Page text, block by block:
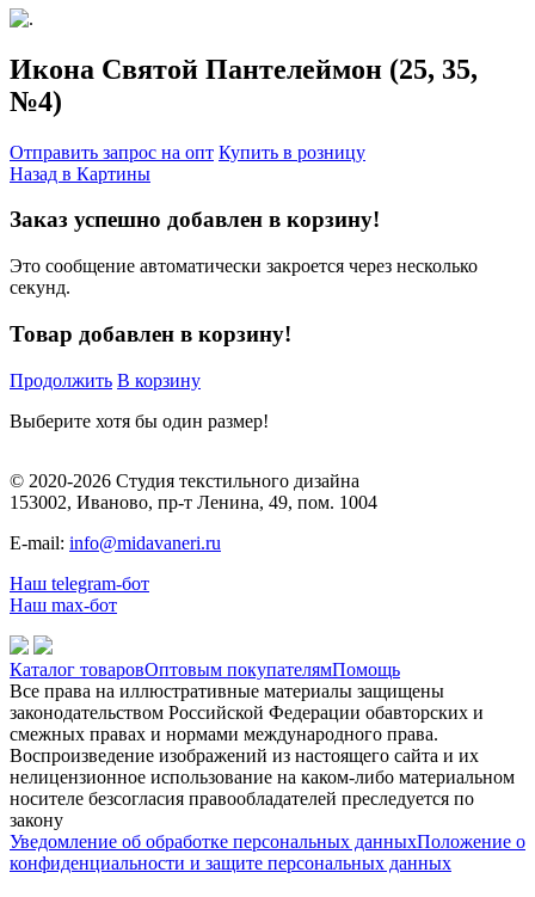
Икона Святой Пантелеймон (25, 35,
№4)
Отправить запрос на опт Купить в розницу
Назад в Картины
Заказ успешно добавлен в корзину!
Это сообщение автоматически закроется через несколько
секунд.
Товар добавлен в корзину!
Продолжить В корзину
Выберите хотя бы один размер!
© 2020-2026 Студия текстильного дизайна
153002, Иваново, пр-т Ленина, 49, пом. 1004
E-mail: info@midavaneri.ru
Наш telegram-бот
Наш max-бот
Каталог товаровОптовым покупателямПомощь
Все права на иллюстративные материалы защищены
законодательством Российской Федерации обавторских и
смежных правах и нормами международного права.
Воспроизведение изображений из настоящего сайта и их
нелицензионное использование на каком-либо материальном
носителе безсогласия правообладателей преследуется по
закону
Уведомление об обработке персональных данныхПоложение о
конфиденциальности и защите персональных данных